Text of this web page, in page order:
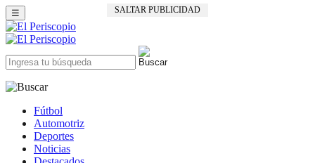
SALTAR PUBLICIDAD
☰
Fútbol
Automotriz
Deportes
Noticias